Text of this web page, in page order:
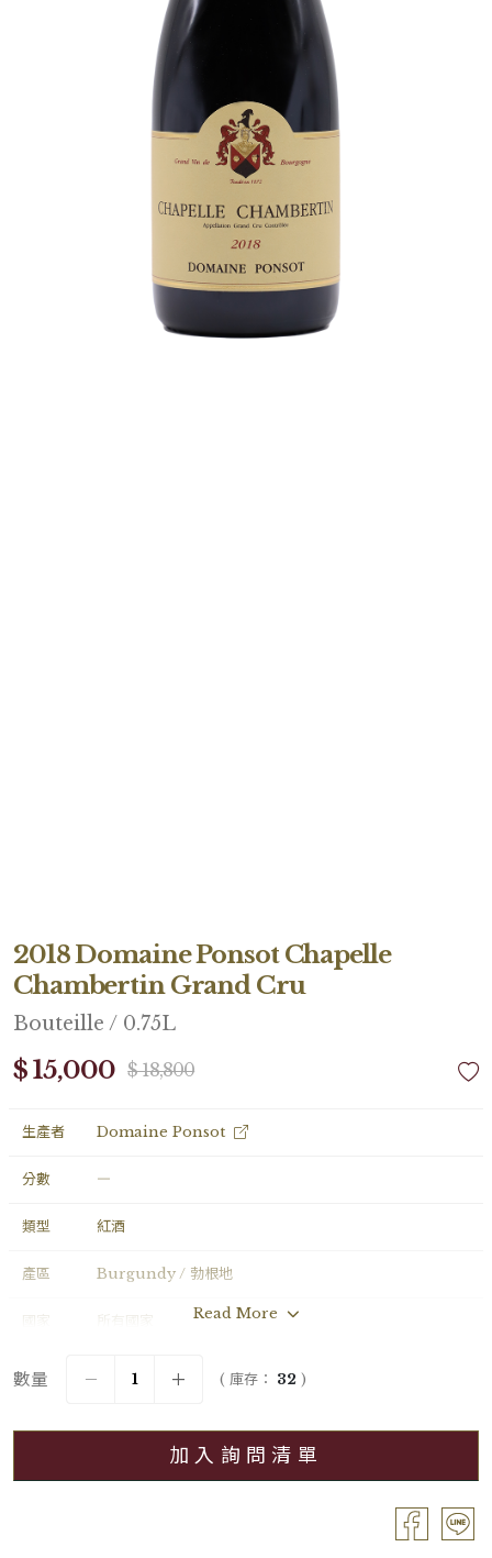
2018 Domaine Ponsot Chapelle
Chambertin Grand Cru
Bouteille / 0.75L
$ 15,000 $ 18,800
生產者 Domaine Ponsot
分數 ―
類型 紅酒
產區 Burgundy / 勃根地
國家 所有國家
年份
Grand Cru / 特級園
Read More
數量 ( 庫存： 32 )
加入詢問清單